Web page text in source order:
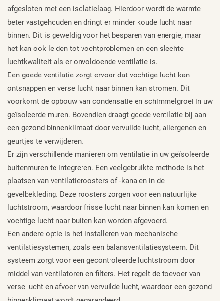
afgesloten met een isolatielaag. Hierdoor wordt de warmte
beter vastgehouden en dringt er minder koude lucht naar
binnen. Dit is geweldig voor het besparen van energie, maar
het kan ook leiden tot vochtproblemen en een slechte
luchtkwaliteit als er onvoldoende ventilatie is.
Een goede ventilatie zorgt ervoor dat vochtige lucht kan
ontsnappen en verse lucht naar binnen kan stromen. Dit
voorkomt de opbouw van condensatie en schimmelgroei in uw
geïsoleerde muren. Bovendien draagt goede ventilatie bij aan
een gezond binnenklimaat door vervuilde lucht, allergenen en
geurtjes te verwijderen.
Er zijn verschillende manieren om ventilatie in uw geïsoleerde
buitenmuren te integreren. Een veelgebruikte methode is het
plaatsen van ventilatieroosters of -kanalen in de
gevelbekleding. Deze roosters zorgen voor een natuurlijke
luchtstroom, waardoor frisse lucht naar binnen kan komen en
vochtige lucht naar buiten kan worden afgevoerd.
Een andere optie is het installeren van mechanische
ventilatiesystemen, zoals een balansventilatiesysteem. Dit
systeem zorgt voor een gecontroleerde luchtstroom door
middel van ventilatoren en filters. Het regelt de toevoer van
verse lucht en afvoer van vervuilde lucht, waardoor een gezond